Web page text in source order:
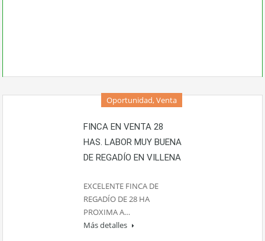
Oportunidad, Venta
FINCA EN VENTA 28
HAS. LABOR MUY BUENA
DE REGADÍO EN VILLENA
EXCELENTE FINCA DE
REGADÍO DE 28 HA
PROXIMA A…
Más detalles